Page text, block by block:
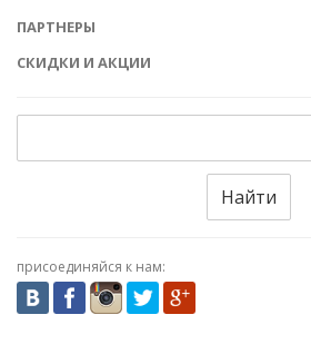
ПАРТНЕРЫ
СКИДКИ И АКЦИИ
Найти
присоединяйся к нам: